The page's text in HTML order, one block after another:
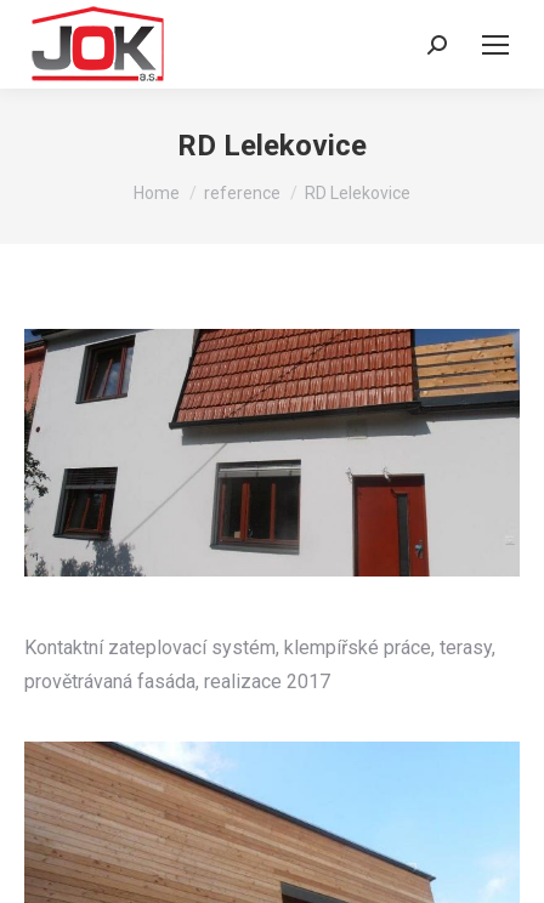
Search:
RD Lelekovice
You are here:
Home reference RD Lelekovice
Kontaktní zateplovací systém, klempířské práce, terasy,
provětrávaná fasáda, realizace 2017